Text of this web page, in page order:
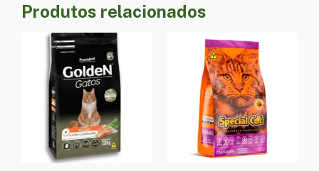
Produtos relacionados